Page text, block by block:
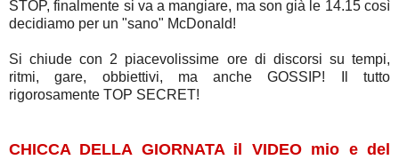
STOP, finalmente si va a mangiare, ma son già le 14.15 così
decidiamo per un "sano" McDonald!
Si chiude con 2 piacevolissime ore di discorsi su tempi,
ritmi, gare, obbiettivi, ma anche GOSSIP! Il tutto
rigorosamente TOP SECRET!
CHICCA DELLA GIORNATA il VIDEO mio e del